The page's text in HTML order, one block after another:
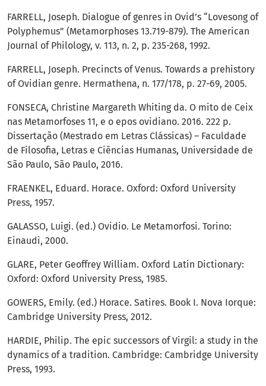
FARRELL, Joseph. Dialogue of genres in Ovid’s “Lovesong of
Polyphemus” (Metamorphoses 13.719-879). The American
Journal of Philology, v. 113, n. 2, p. 235-268, 1992.
FARRELL, Joseph. Precincts of Venus. Towards a prehistory
of Ovidian genre. Hermathena, n. 177/178, p. 27-69, 2005.
FONSECA, Christine Margareth Whiting da. O mito de Ceix
nas Metamorfoses 11, e o epos ovidiano. 2016. 222 p.
Dissertação (Mestrado em Letras Clássicas) – Faculdade
de Filosofia, Letras e Ciências Humanas, Universidade de
São Paulo, São Paulo, 2016.
FRAENKEL, Eduard. Horace. Oxford: Oxford University
Press, 1957.
GALASSO, Luigi. (ed.) Ovidio. Le Metamorfosi. Torino:
Einaudi, 2000.
GLARE, Peter Geoffrey William. Oxford Latin Dictionary:
Oxford: Oxford University Press, 1985.
GOWERS, Emily. (ed.) Horace. Satires. Book I. Nova Iorque:
Cambridge University Press, 2012.
HARDIE, Philip. The epic successors of Virgil: a study in the
dynamics of a tradition. Cambridge: Cambridge University
Press, 1993.